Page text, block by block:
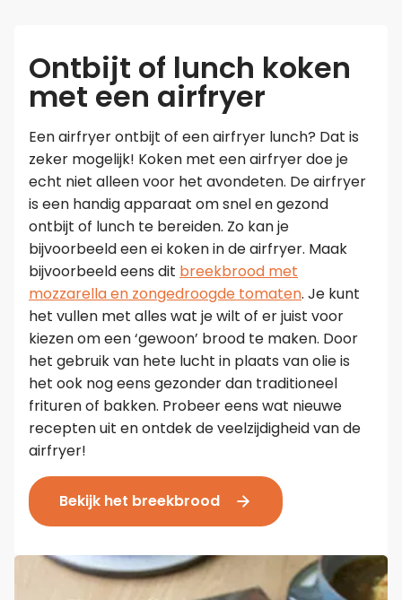
Ontbijt of lunch koken
met een airfryer
Een airfryer ontbijt of een airfryer lunch? Dat is
zeker mogelijk! Koken met een airfryer doe je
echt niet alleen voor het avondeten. De airfryer
is een handig apparaat om snel en gezond
ontbijt of lunch te bereiden. Zo kan je
bijvoorbeeld een ei koken in de airfryer. Maak
bijvoorbeeld eens dit breekbrood met
mozzarella en zongedroogde tomaten. Je kunt
het vullen met alles wat je wilt of er juist voor
kiezen om een ‘gewoon’ brood te maken. Door
het gebruik van hete lucht in plaats van olie is
het ook nog eens gezonder dan traditioneel
frituren of bakken. Probeer eens wat nieuwe
recepten uit en ontdek de veelzijdigheid van de
airfryer!
Bekijk het breekbrood